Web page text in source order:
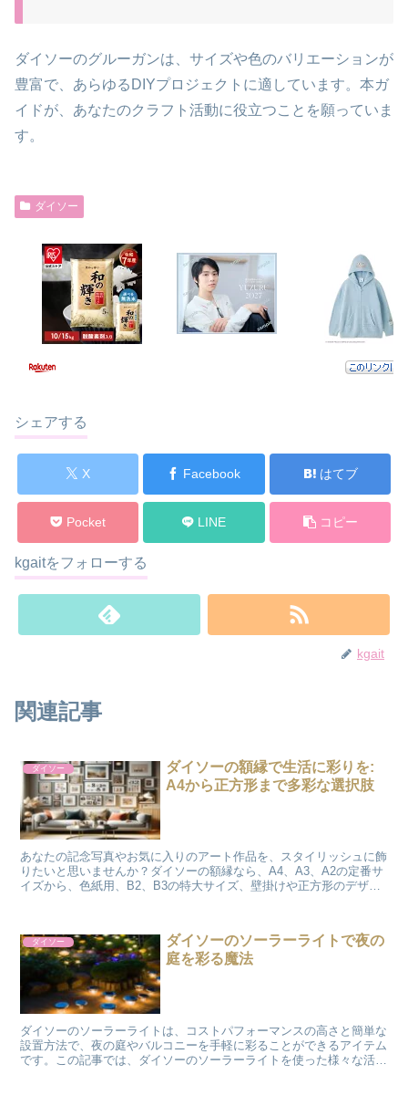
ダイソーのグルーガンは、サイズや色のバリエーションが
豊富で、あらゆるDIYプロジェクトに適しています。本ガ
イドが、あなたのクラフト活動に役立つことを願っていま
す。
ダイソー
シェアする
X Facebook はてブ
Pocket LINE コピー
kgaitをフォローする
kgait
関連記事
ダイソー
ダイソーの額縁で生活に彩りを:
A4から正方形まで多彩な選択肢
あなたの記念写真やお気に入りのアート作品を、スタイリッシュに飾
りたいと思いませんか？ダイソーの額縁なら、A4、A3、A2の定番サ
イズから、色紙用、B2、B3の特大サイズ、壁掛けや正方形のデザイ
ダイソー
ダイソーのソーラーライトで夜の
庭を彩る魔法
ダイソーのソーラーライトは、コストパフォーマンスの高さと簡単な
設置方法で、夜の庭やバルコニーを手軽に彩ることができるアイテム
です。この記事では、ダイソーのソーラーライトを使った様々な活用